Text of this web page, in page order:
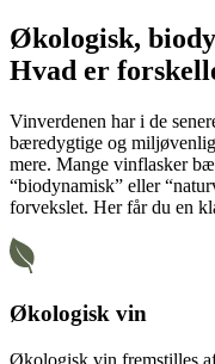
Økologisk,
Hvad er
Vinverdenen har i de
bæredygtige og
mere. Mange vinflasker
“biodynamisk” eller
forvekslet. Her får du en
Økologisk vin
Økologisk vin fremstilles